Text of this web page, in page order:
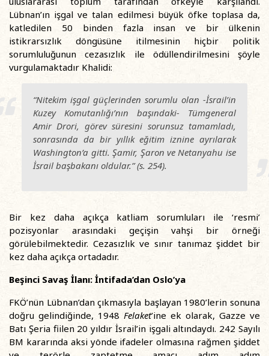
Lübnan’ın işgal ve talan edilmesi büyük öfke toplasa da,
katledilen 50 binden fazla insan ve bir ülkenin
istikrarsızlık döngüsüne itilmesinin hiçbir politik
sorumluluğunun cezasızlık ile ödüllendirilmesini şöyle
vurgulamaktadır Khalidi:
“Nitekim işgal güçlerinden sorumlu olan -İsrail’in
Kuzey Komutanlığı’nın başındaki- Tümgeneral
Amir Drori, görev süresini sorunsuz tamamladı,
sonrasında da bir yıllık eğitim iznine ayrılarak
Washington’a gitti. Şamir, Şaron ve Netanyahu ise
İsrail başbakanı oldular.” (s. 254).
Bir kez daha açıkça katliam sorumluları ile ‘resmi’
pozisyonlar arasındaki geçişin vahşi bir örneği
görülebilmektedir. Cezasızlık ve sınır tanımaz şiddet bir
kez daha açıkça ortadadır.
Beşinci Savaş İlanı: İntifada’dan Oslo’ya
FKÖ’nün Lübnan’dan çıkmasıyla başlayan 1980’lerin sonuna
doğru gelindiğinde, 1948 Felaket’ine ek olarak, Gazze ve
Batı Şeria fiilen 20 yıldır İsrail’in işgali altındaydı. 242 Sayılı
BM kararında aksi yönde ifadeler olmasına rağmen şiddet